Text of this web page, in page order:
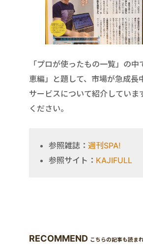
「プロが使ったもの一覧」の中
恵編」と題して、市場が急成長
サービスについて紹介していま
ください。
参照雑誌： 週刊SPA!
参照サイト： KAJIFULL
RECOMMEND こちらの記事も読ま